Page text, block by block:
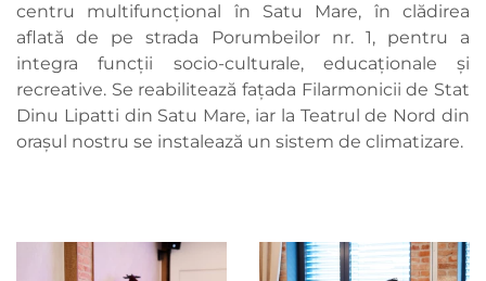
centru multifuncțional în Satu Mare, în clădirea
aflată de pe strada Porumbeilor nr. 1, pentru a
integra funcții socio-culturale, educaționale și
recreative. Se reabilitează fațada Filarmonicii de Stat
Dinu Lipatti din Satu Mare, iar la Teatrul de Nord din
orașul nostru se instalează un sistem de climatizare.